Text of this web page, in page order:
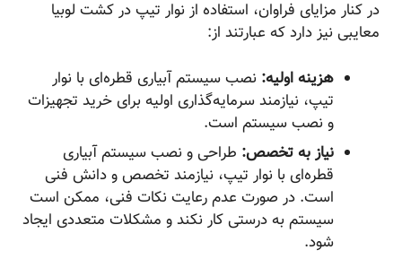
در کنار مزایای فراوان، استفاده از نوار تیپ در کشت لوبیا
معایبی نیز دارد که عبارتند از:
هزینه اولیه: نصب سیستم آبیاری قطره‌ای با نوار
تیپ، نیازمند سرمایه‌گذاری اولیه برای خرید تجهیزات
و نصب سیستم است.
نیاز به تخصص: طراحی و نصب سیستم آبیاری
قطره‌ای با نوار تیپ، نیازمند تخصص و دانش فنی
است. در صورت عدم رعایت نکات فنی، ممکن است
سیستم به درستی کار نکند و مشکلات متعددی ایجاد
شود.